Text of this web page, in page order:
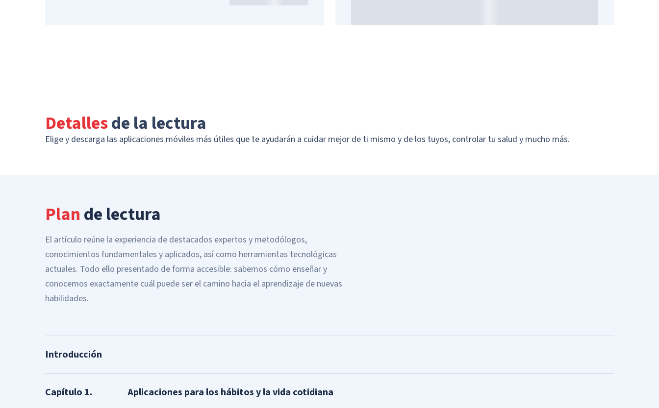
Detallesde la lectura
Elige y descarga las aplicaciones móviles más útiles que te ayudarán a cuidar mejor de ti mismo y de los tuyos, controlar tu salud y mucho más.
Plande lectura
El artículo reúne la experiencia de destacados expertos y metodólogos,
conocimientos fundamentales y aplicados, así como herramientas tecnológicas
actuales. Todo ello presentado de forma accesible: sabemos cómo enseñar y
conocemos exactamente cuál puede ser el camino hacia el aprendizaje de nuevas
habilidades.
Introducción
Capítulo 1. Aplicaciones para los hábitos y la vida cotidiana